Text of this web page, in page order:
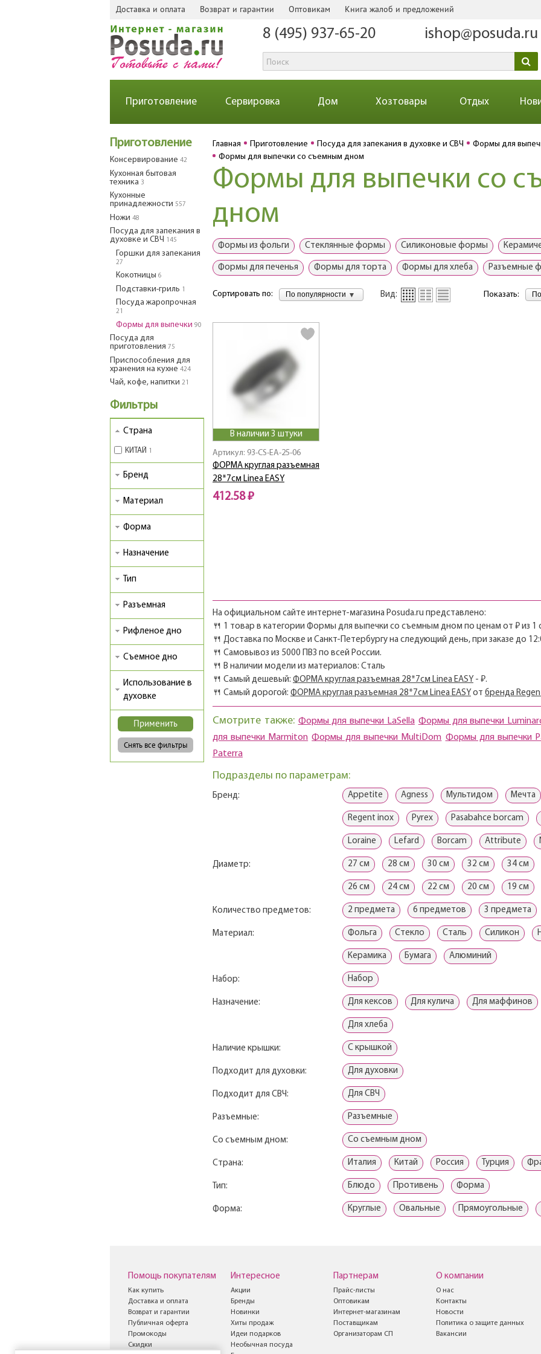
Доставка и оплата Возврат и гарантии Оптовикам Книга жалоб и предложений
8 (495) 937-65-20 ishop@posuda.ru
Приготовление Сервировка Дом Хозтовары Отдых
Приготовление
Консервирование 42
Кухонная бытовая
техника 3
Кухонные
принадлежности 557
Ножи 48
Посуда для запекания в
духовке и СВЧ 145
Горшки для запекания
27
Кокотницы 6
Подставки-гриль 1
Посуда жаропрочная
21
Формы для выпечки 90
Посуда для
приготовления 75
Приспособления для
хранения на кухне 424
Чай, кофе, напитки 21
Фильтры
Страна
КИТАЙ 1
Бренд
Материал
Форма
Назначение
Тип
Разъемная
Рифленое дно
Съемное дно
Использование в
духовке
Главная Приготовление Посуда для запекания в духовке и СВЧ
Формы для
Формы для выпечки со съемным дном
Формы для выпечки со
дном
Формы из фольги Стеклянные формы Силиконовые формы
Формы для печенья Формы для торта Формы для хлеба Разъемные
Сортировать по: По популярности Вид: Показать:
В наличии 3 штуки
Артикул: 93-CS-EA-25-06
ФОРМА круглая разъемная
28*7см Linea EASY
412.58 ₽
На официальном сайте интернет-магазина Posuda.ru представлено:
🍴 1 товар в категории Формы для выпечки со съемным дном по ценам от ₽ из 1
🍴 Доставка по Москве и Санкт-Петербургу на следующий день, при заказе до
🍴 Самовывоз из 5000 ПВЗ по всей России.
🍴 В наличии модели из материалов: Сталь
🍴 Самый дешевый: ФОРМА круглая разъемная 28*7см Linea EASY - ₽.
🍴 Самый дорогой: ФОРМА круглая разъемная 28*7см Linea EASY от бренда
Смотрите также: Формы для выпечки LaSella Формы для выпечки
для выпечки Marmiton Формы для выпечки MultiDom Формы для выпечки
Paterra
Подразделы по параметрам:
Бренд: Appetite Agness Мультидом Мечта
Regent inox Pyrex Pasabahce borcam
Loraine Lefard Borcam Attribute
Диаметр: 27 см 28 см 30 см 32 см 34 см
26 см 24 см 22 см 20 см 19 см
Количество предметов: 2 предмета 6 предметов 3 предмета
Материал: Фольга Стекло Сталь Силикон
Керамика Бумага Алюминий
Набор: Набор
Назначение: Для кексов Для кулича Для маффинов
Для хлеба
Наличие крышки: С крышкой
Подходит для духовки: Для духовки
Подходит для СВЧ: Для СВЧ
Разъемные: Разъемные
Со съемным дном: Со съемным дном
Страна: Италия Китай Россия Турция
Тип: Блюдо Противень Форма
Форма: Круглые Овальные Прямоугольные
Помощь покупателям
Как купить
Доставка и оплата
Возврат и гарантии
Публичная оферта
Промокоды
Скидки
Интересное
Акции
Бренды
Новинки
Хиты продаж
Идеи подарков
Необычная посуда
Партнерам
Прайс-листы
Оптовикам
Интернет-магазинам
Поставщикам
Организаторам СП
О компании
О нас
Контакты
Новости
Политика о защите данных
Вакансии